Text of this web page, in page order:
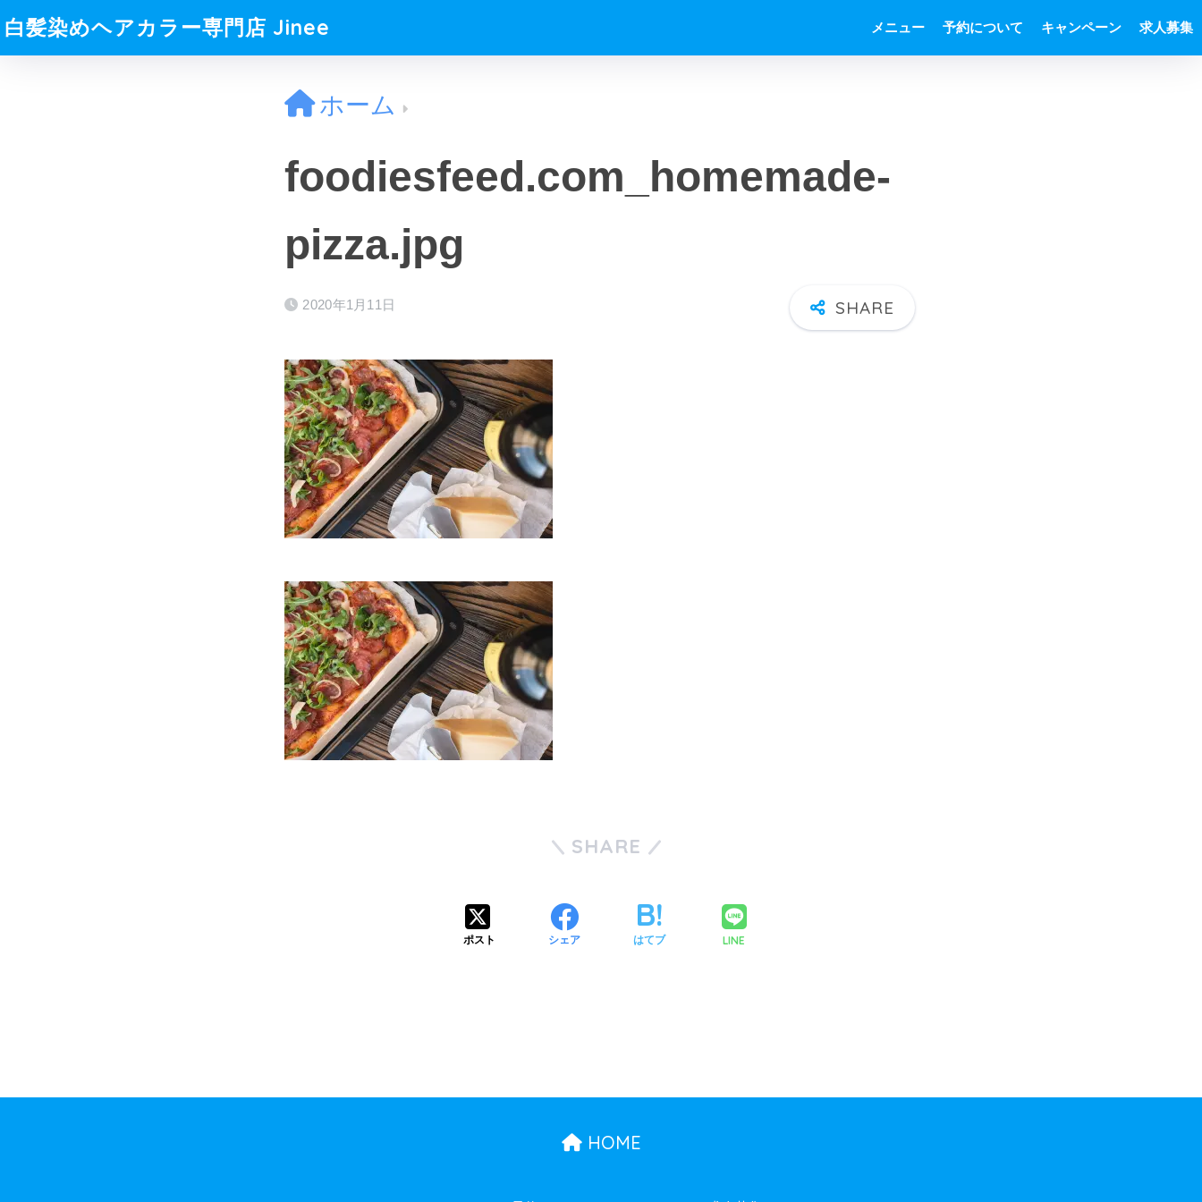
白髪染めヘアカラー専門店 Jinee メニュー 予約について キャンペーン 求人募集
ホーム
foodiesfeed.com_homemade-
pizza.jpg
2020年1月11日
SHARE
ポスト シェア はてブ LINE
HOME